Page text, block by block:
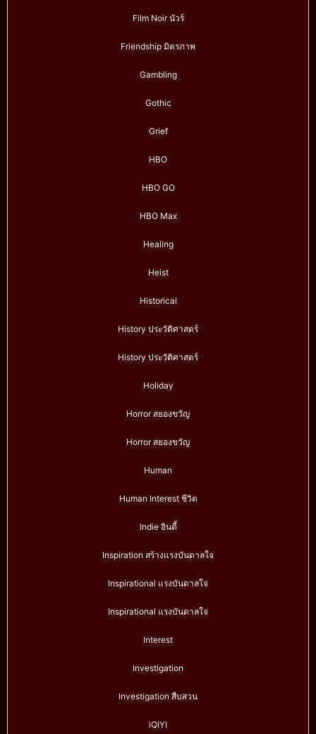
Film Noir นัวร์
Friendship มิตรภาพ
Gambling
Gothic
Grief
HBO
HBO GO
HBO Max
Healing
Heist
Historical
History ประวัติศาสตร์
History ประวัติศาสตร์
Holiday
Horror สยองขวัญ
Horror สยองขวัญ
Human
Human Interest ชีวิต
Indie อินดี้
Inspiration สร้างแรงบันดาลใจ
Inspirational แรงบันดาลใจ
Inspirational แรงบันดาลใจ
Interest
Investigation
Investigation สืบสวน
iQIYI